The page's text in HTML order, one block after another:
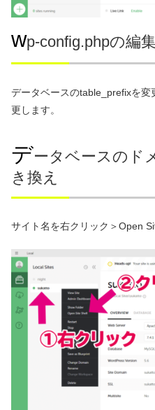
wp-config.phpの編集
データベースのtable_prefixを
更します。
データベースのド
き換え
サイト名を右クリック＞Open